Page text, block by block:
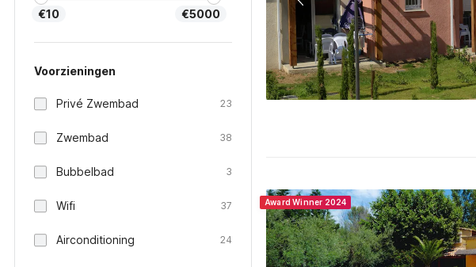
€10 €5000
Voorzieningen
Privé Zwembad 23
Zwembad 38
Bubbelbad 3
Wifi 37
Airconditioning 24
Award Winner 2024